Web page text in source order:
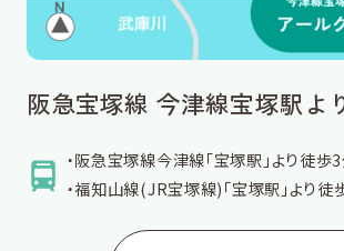
阪急宝塚線 今津線宝塚駅よ
・阪急宝塚線今津線「宝塚駅」より徒歩
・福知山線(JR宝塚線)「宝塚駅」より徒